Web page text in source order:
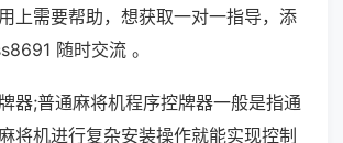
上需要帮助，想获取一对一指导，添
随时交流 。
器;普通麻将机程序控牌器一般是指通
将机进行复杂安装操作就能实现控制